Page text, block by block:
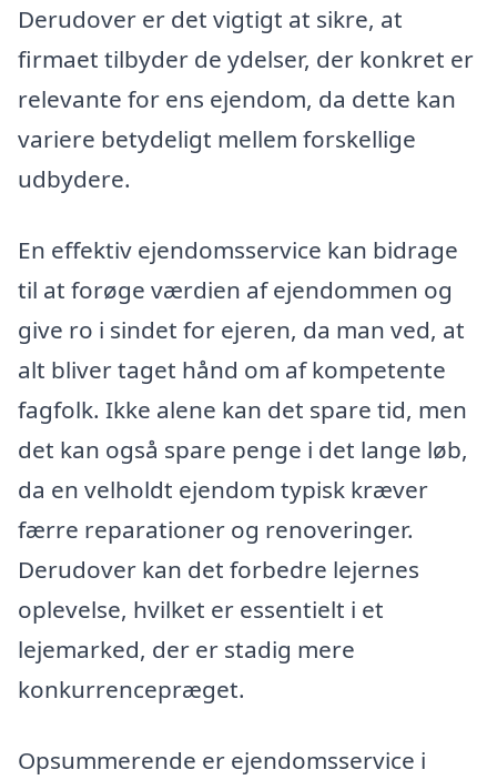
Derudover er det vigtigt at sikre, at
firmaet tilbyder de ydelser, der konkret er
relevante for ens ejendom, da dette kan
variere betydeligt mellem forskellige
udbydere.
En effektiv ejendomsservice kan bidrage
til at forøge værdien af ejendommen og
give ro i sindet for ejeren, da man ved, at
alt bliver taget hånd om af kompetente
fagfolk. Ikke alene kan det spare tid, men
det kan også spare penge i det lange løb,
da en velholdt ejendom typisk kræver
færre reparationer og renoveringer.
Derudover kan det forbedre lejernes
oplevelse, hvilket er essentielt i et
lejemarked, der er stadig mere
konkurrencepræget.
Opsummerende er ejendomsservice i